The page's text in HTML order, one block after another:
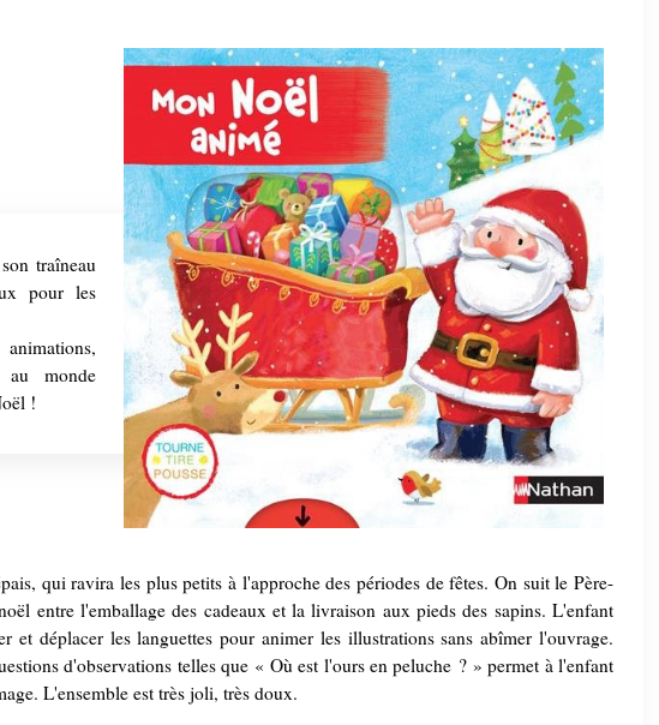
traîneau
pour les
au monde
!
qui ravira les plus petits à l'approche des périodes de fêtes. On suit le Père-
entre l'emballage des cadeaux et la livraison aux pieds des sapins. L'enfant
et déplacer les languettes pour animer les illustrations sans abîmer l'ouvrage.
d'observations telles que « Où est l'ours en peluche ? » permet à l'enfant
L'ensemble est très joli, très doux.